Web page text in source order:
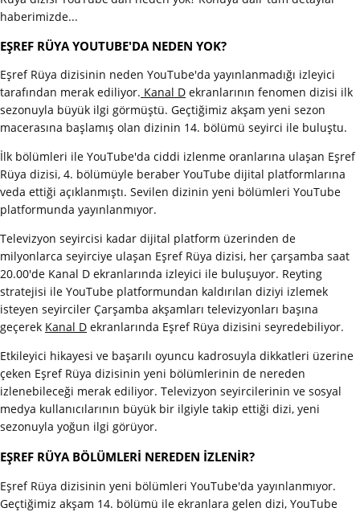
haberimizde...
EŞREF RÜYA YOUTUBE'DA NEDEN YOK?
Eşref Rüya dizisinin neden YouTube'da yayınlanmadığı izleyici
tarafından merak ediliyor. Kanal D ekranlarının fenomen dizisi ilk
sezonuyla büyük ilgi görmüştü. Geçtiğimiz akşam yeni sezon
macerasına başlamış olan dizinin 14. bölümü seyirci ile buluştu.
İlk bölümleri ile YouTube'da ciddi izlenme oranlarına ulaşan Eşref
Rüya dizisi, 4. bölümüyle beraber YouTube dijital platformlarına
veda ettiği açıklanmıştı. Sevilen dizinin yeni bölümleri YouTube
platformunda yayınlanmıyor.
Televizyon seyircisi kadar dijital platform üzerinden de
milyonlarca seyirciye ulaşan Eşref Rüya dizisi, her çarşamba saat
20.00'de Kanal D ekranlarında izleyici ile buluşuyor. Reyting
stratejisi ile YouTube platformundan kaldırılan diziyi izlemek
isteyen seyirciler Çarşamba akşamları televizyonları başına
geçerek Kanal D ekranlarında Eşref Rüya dizisini seyredebiliyor.
Etkileyici hikayesi ve başarılı oyuncu kadrosuyla dikkatleri üzerine
çeken Eşref Rüya dizisinin yeni bölümlerinin de nereden
izlenebileceği merak ediliyor. Televizyon seyircilerinin ve sosyal
medya kullanıcılarının büyük bir ilgiyle takip ettiği dizi, yeni
sezonuyla yoğun ilgi görüyor.
EŞREF RÜYA BÖLÜMLERİ NEREDEN İZLENİR?
Eşref Rüya dizisinin yeni bölümleri YouTube'da yayınlanmıyor.
Geçtiğimiz akşam 14. bölümü ile ekranlara gelen dizi, YouTube